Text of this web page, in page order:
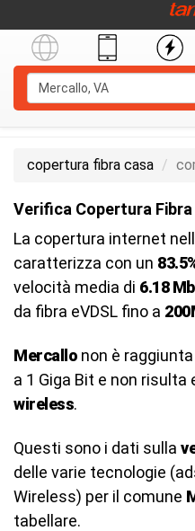
copertura fibra casa
Verifica Copertura
La copertura internet
caratterizza con un
velocità media di 6.18 Mb
da fibra eVDSL fino a
Mercallo non è
a 1 Giga Bit e non
wireless.
Questi sono i dati sulla
delle varie tecnologie
Wireless) per il comune
tabellare.